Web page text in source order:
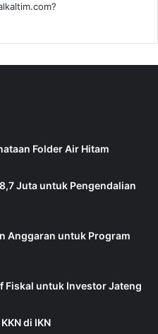
Folder Air Hitam
Juta untuk Pengendalian
Anggaran untuk Program
Fiskal untuk Investor Jateng
di IKN